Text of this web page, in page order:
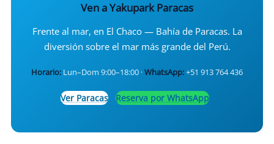
Ven a Yakupark Paracas
Frente al mar, en El Chaco — Bahía de Paracas. La
diversión sobre el mar más grande del Perú.
Horario: Lun–Dom 9:00–18:00 ·WhatsApp:+51 913 764 436
Ver Paracas Reserva por WhatsApp